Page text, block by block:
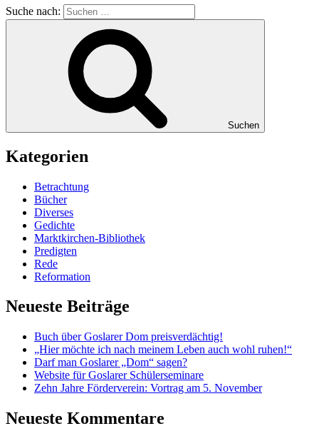
Suche nach:
Suchen
Kategorien
Betrachtung
Bücher
Diverses
Gedichte
Marktkirchen-Bibliothek
Predigten
Rede
Reformation
Neueste Beiträge
Buch über Goslarer Dom preisverdächtig!
„Hier möchte ich nach meinem Leben auch wohl ruhen!“
Darf man Goslarer „Dom“ sagen?
Website für Goslarer Schülerseminare
Zehn Jahre Förderverein: Vortrag am 5. November
Neueste Kommentare